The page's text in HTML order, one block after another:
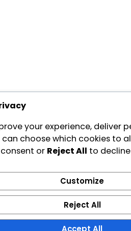
your experience, deliver
can choose which cookies to
or Reject All to
Customize
Reject All
Accept All